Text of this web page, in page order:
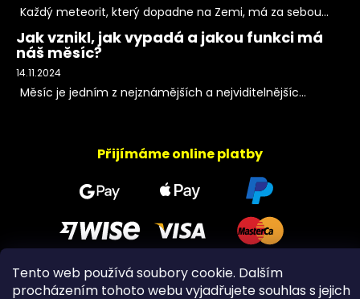
Tento web používá soubory cookie. Dalším
procházením tohoto webu vyjadřujete souhlas s jejich
Každý meteorit, který dopadne na Zemi, má za sebou...
Jak vznikl, jak vypadá a jakou funkci má
náš měsíc?
14.11.2024
Měsíc je jedním z nejznámějších a nejviditelnějšíc...
Přijímáme online platby
Copyright 2026PeltramMinerals. Všechna práva